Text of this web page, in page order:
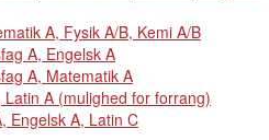
A, Fysik A/B, Kemi A/B
A, Engelsk A
A, Matematik A
A (mulighed for forrang)
Engelsk A, Latin C